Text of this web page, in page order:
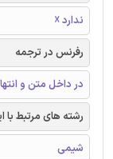
ندارد ☓
رفرنس در ترجمه
در داخل متن و
رشته های مرتبط با
شیمی